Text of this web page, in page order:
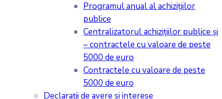
Programul anual al achiziţiilor
publice
Centralizatorul achiziţiilor publice şi
– contractele cu valoare de peste
5000 de euro
Contractele cu valoare de peste
5000 de euro
Declarații de avere si interese